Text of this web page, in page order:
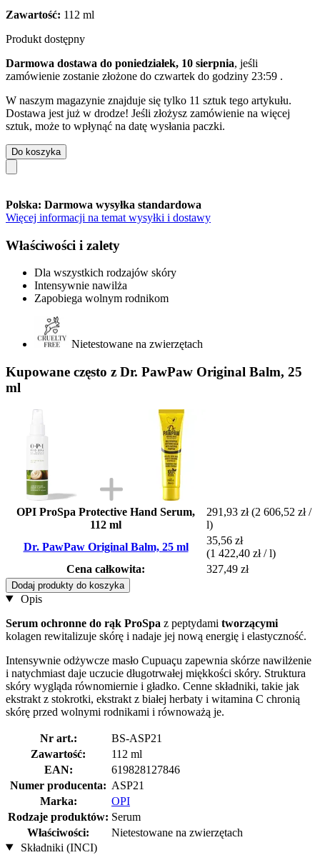
Zawartość: 112 ml
Produkt dostępny
Darmowa dostawa do poniedziałek, 10 sierpnia, jeśli
zamówienie zostanie złożone do czwartek do godziny 23:59 .
W naszym magazynie znajduje się tylko 11 sztuk tego artykułu.
Dostawa jest już w drodze! Jeśli złożysz zamówienie na więcej
sztuk, może to wpłynąć na datę wysłania paczki.
Do koszyka
Polska: Darmowa wysyłka standardowa
Więcej informacji na temat wysyłki i dostawy
Właściwości i zalety
Dla wszystkich rodzajów skóry
Intensywnie nawilża
Zapobiega wolnym rodnikom
Nietestowane na zwierzętach
Kupowane często z Dr. PawPaw Original Balm, 25
ml
OPI ProSpa Protective Hand Serum,
112 ml
291,93 zł (2 606,52 zł /
l)
Dr. PawPaw Original Balm, 25 ml
35,56 zł
(1 422,40 zł / l)
Cena całkowita:
327,49 zł
Dodaj produkty do koszyka
Opis
Serum ochronne do rąk ProSpa z peptydami tworzącymi
kolagen rewitalizuje skórę i nadaje jej nową energię i elastyczność.
Intensywnie odżywcze masło Cupuaçu zapewnia skórze nawilżenie
i natychmiast daje uczucie długotrwałej miękkości skóry. Struktura
skóry wygląda równomiernie i gładko. Cenne składniki, takie jak
ekstrakt z stokrotki, ekstrakt z białej herbaty i witamina C chronią
skórę przed wolnymi rodnikami i równoważą je.
Nr art.:
BS-ASP21
Zawartość:
112 ml
EAN:
619828127846
Numer producenta: ASP21
Marka:
OPI
Rodzaje produktów: Serum
Właściwości:
Nietestowane na zwierzętach
Składniki (INCI)